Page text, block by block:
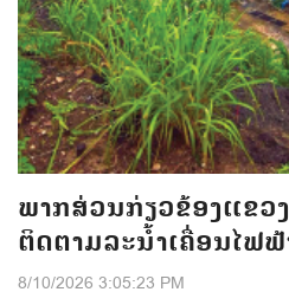
ພາກສ່ວນກ່ຽວຂ້ອງແຂວ
ຕິດຕາມລະນ້ຳເຄື່ອນໄຟຟ້
8/10/2026 3:05:23 PM